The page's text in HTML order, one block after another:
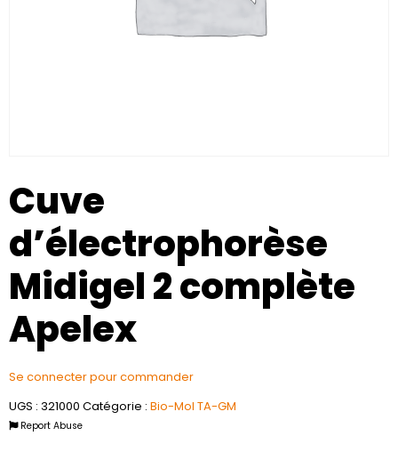
Cuve
d’électrophorèse
Midigel 2 complète
Apelex
Se connecter pour commander
UGS : 321000 Catégorie : Bio-Mol TA-GM
Report Abuse